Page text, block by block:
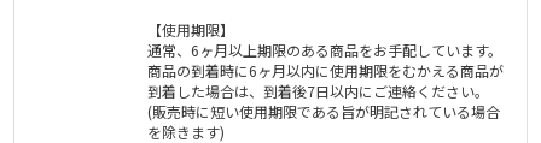
【使用期限】
通常、6ヶ月以上期限のある商品をお手配しています。
商品の到着時に6ヶ月以内に使用期限をむかえる商品が
到着した場合は、到着後7日以内にご連絡ください。
(販売時に短い使用期限である旨が明記されている場合
を除きます)